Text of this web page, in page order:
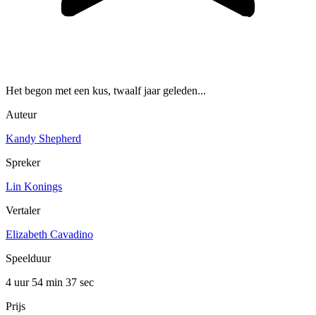
Het begon met een kus, twaalf jaar geleden...
Auteur
Kandy Shepherd
Spreker
Lin Konings
Vertaler
Elizabeth Cavadino
Speelduur
4 uur 54 min 37 sec
Prijs